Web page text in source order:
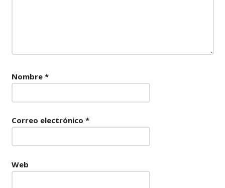
Nombre *
Correo electrónico *
Web